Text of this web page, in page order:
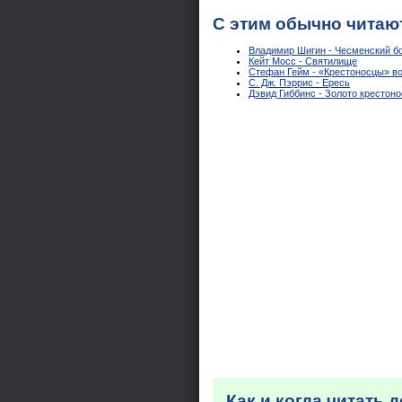
С этим обычно
Владимир Шигин - Чесменский
Кейт Мосс - Святилище
Стефан Гейм - «Крестоносцы»
С. Дж. Пэррис - Ересь
Дэвид Гиббинс - Золото